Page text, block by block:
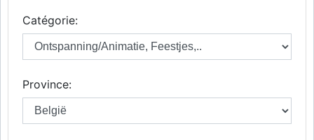
Catégorie:
Province: